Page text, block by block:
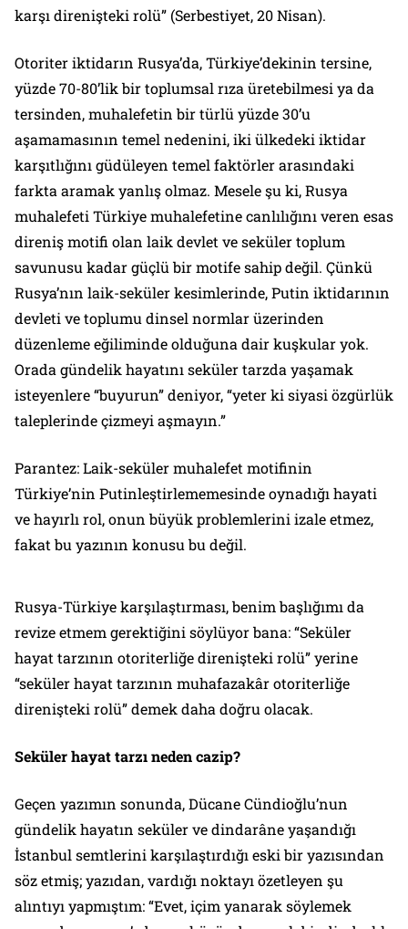
karşı direnişteki rolü”(Serbestiyet, 20 Nisan).
Otoriter iktidarın Rusya’da, Türkiye’dekinin tersine,
yüzde 70-80’lik bir toplumsal rıza üretebilmesi ya da
tersinden, muhalefetin bir türlü yüzde 30’u
aşamamasının temel nedenini, iki ülkedeki iktidar
karşıtlığını güdüleyen temel faktörler arasındaki
farkta aramak yanlış olmaz. Mesele şu ki, Rusya
muhalefeti Türkiye muhalefetine canlılığını veren esas
direniş motifi olan laik devlet ve seküler toplum
savunusu kadar güçlü bir motife sahip değil. Çünkü
Rusya’nın laik-seküler kesimlerinde, Putin iktidarının
devleti ve toplumu dinsel normlar üzerinden
düzenleme eğiliminde olduğuna dair kuşkular yok.
Orada gündelik hayatını seküler tarzda yaşamak
isteyenlere “buyurun” deniyor, “yeter ki siyasi özgürlük
taleplerinde çizmeyi aşmayın.”
Parantez: Laik-seküler muhalefet motifinin
Türkiye’nin Putinleştirlememesinde oynadığı hayati
ve hayırlı rol, onun büyük problemlerini izale etmez,
fakat bu yazının konusu bu değil.
Rusya-Türkiye karşılaştırması, benim başlığımı da
revize etmem gerektiğini söylüyor bana: “Seküler
hayat tarzının otoriterliğe direnişteki rolü” yerine
“seküler hayat tarzının muhafazakâr otoriterliğe
direnişteki rolü” demek daha doğru olacak.
Seküler hayat tarzı neden cazip?
Geçen yazımın sonunda, Dücane Cündioğlu’nun
gündelik hayatın seküler ve dindarâne yaşandığı
İstanbul semtlerini karşılaştırdığı eski bir yazısından
söz etmiş; yazıdan, vardığı noktayı özetleyen şu
alıntıyı yapmıştım:“Evet, içim yanarak söylemek